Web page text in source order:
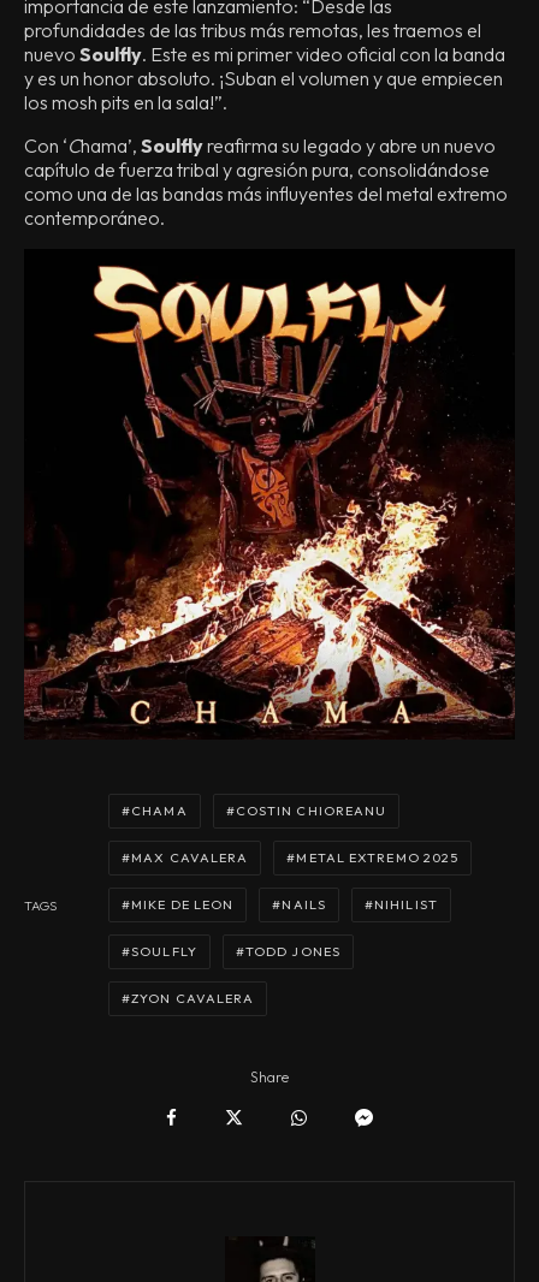
importancia de este lanzamiento: “Desde las
profundidades de las tribus más remotas, les traemos el
nuevo Soulfly. Este es mi primer video oficial con la banda
y es un honor absoluto. ¡Suban el volumen y que empiecen
los mosh pits en la sala!”.
Con ‘Chama’, Soulflyreafirma su legado y abre un nuevo
capítulo de fuerza tribal y agresión pura, consolidándose
como una de las bandas más influyentes del metal extremo
contemporáneo.
TAGS
CHAMA COSTIN CHIOREANU
MAX CAVALERA METAL EXTREMO 2025
MIKE DE LEON NAILS NIHILIST
SOULFLY TODD JONES
ZYON CAVALERA
Share